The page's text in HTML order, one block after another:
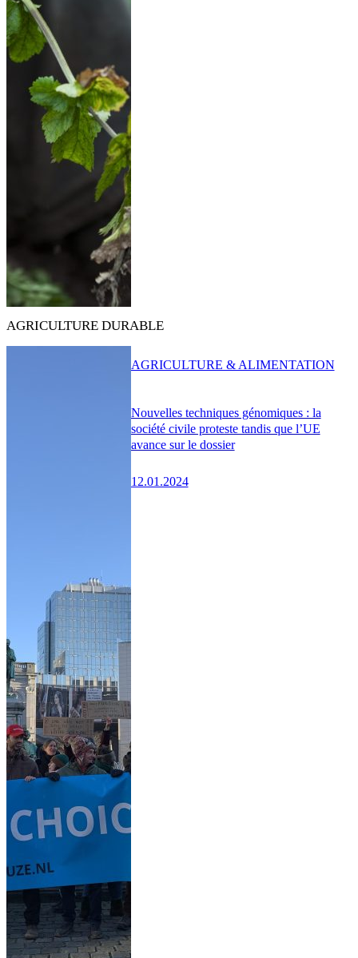
AGRICULTURE DURABLE
Nouvelles techniques génomiques : la
société civile proteste tandis que l’UE
avance sur le dossier
12.01.2024
AGRICULTURE & ALIMENTATION